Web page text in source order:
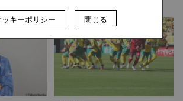
ッキーポリシー 閉じる